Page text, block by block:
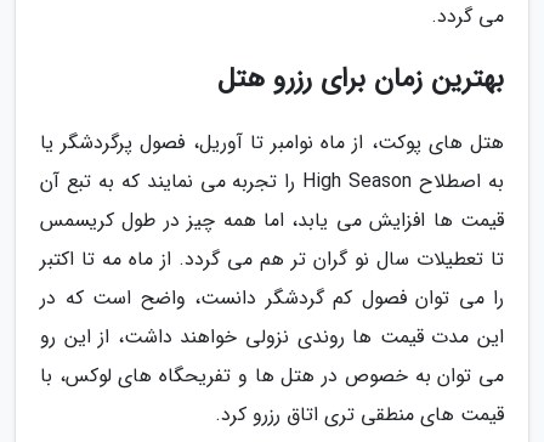
می گردد.
بهترین زمان برای رزرو هتل
هتل های پوکت، از ماه نوامبر تا آوریل، فصول پرگردشگر یا
به اصطلاح High Season را تجربه می نمایند که به تبع آن
قیمت ها افزایش می یابد، اما همه چیز در طول کریسمس
تا تعطیلات سال نو گران تر هم می گردد. از ماه مه تا اکتبر
را می توان فصول کم گردشگر دانست، واضح است که در
این مدت قیمت ها روندی نزولی خواهند داشت، از این رو
می توان به خصوص در هتل ها و تفریحگاه های لوکس، با
قیمت های منطقی تری اتاق رزرو کرد.